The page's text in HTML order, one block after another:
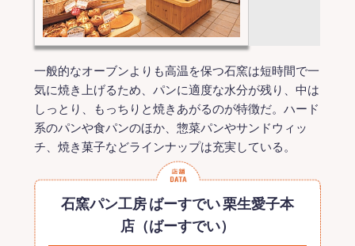
一般的なオーブンよりも高温を保つ石窯は短時間で一
気に焼き上げるため、パンに適度な水分が残り、中は
しっとり、もっちりと焼きあがるのが特徴だ。ハード
系のパンや食パンのほか、惣菜パンやサンドウィッ
チ、焼き菓子などラインナップは充実している。
石窯パン工房 ばーすでい 栗生愛子本
店（ばーすでい）